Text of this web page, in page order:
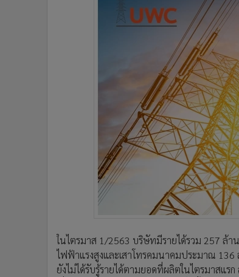
ในไตรมาส 1/2563 บริษัทมีรายได้รวม 257 ล้า
ไฟฟ้าแรงสูงและเสาโทรคมนาคมประมาณ
ยังไม่ได้รับรู้รายได้ตามยอดที่ผลิตในไตรมาสแ